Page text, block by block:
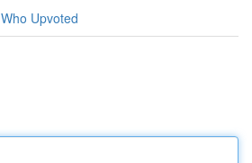
Who Upvoted